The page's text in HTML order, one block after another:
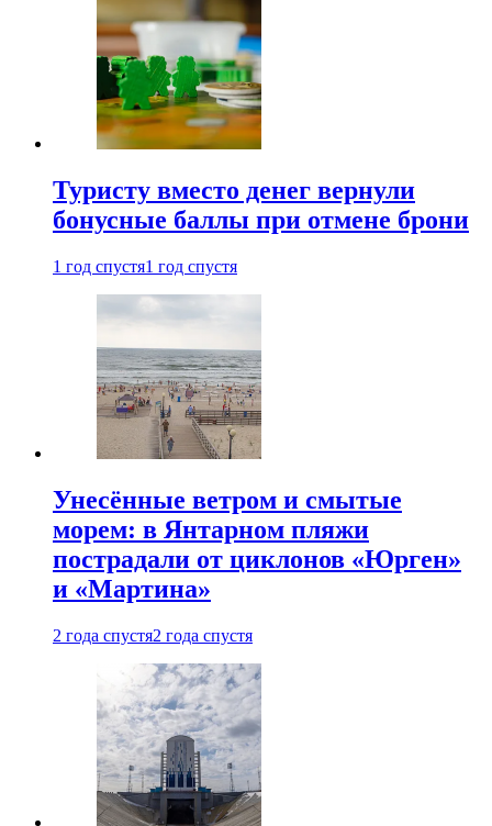
Туристу вместо денег вернули
бонусные баллы при отмене брони
1 год спустя1 год спустя
Унесённые ветром и смытые
морем: в Янтарном пляжи
пострадали от циклонов «Юрген»
и «Мартина»
2 года спустя2 года спустя